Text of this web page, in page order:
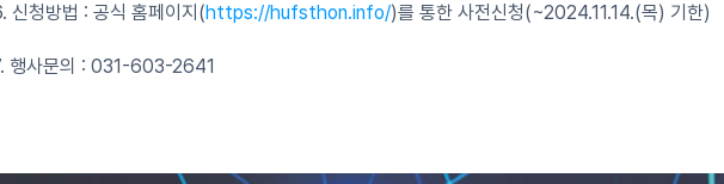
신청방법 : 공식 홈페이지(https://hufsthon.info/)를 통한 사전신청(~2024.11.14.(목) 기한)
행사문의 : 031-603-2641